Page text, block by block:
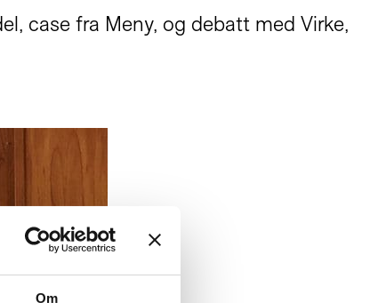
Om
case fra Meny, og debatt med Virke,